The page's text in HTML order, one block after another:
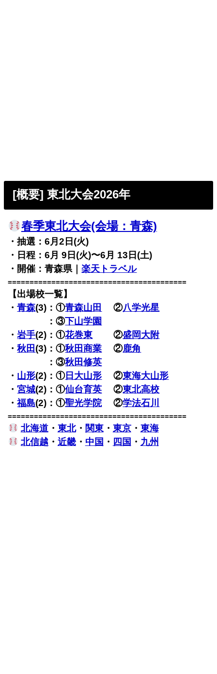
[概要] 東北大会2026年
春季東北大会(会場：青森)
・抽選：6月2日(火)
・日程：6月 9日(火)〜6月 13日(土)
・開催：青森県｜楽天トラベル
=========================================
【出場校一覧】
・青森(3)：①青森山田 ②八学光星
：③下山学園
・岩手(2)：①花巻東 ②盛岡大附
・秋田 (3)：①秋田商業 ②鹿角
：③秋田修英
・ 山形(2)：①日大山形 ②東海大山形
・宮城(2)：①仙台育英 ②東北高校
・福島(2)：①聖光学院②学法石川
=========================================
北海道・ 東北・ 関東・ 東京・ 東海
北信越・ 近畿・ 中国 ・ 四国 ・ 九州